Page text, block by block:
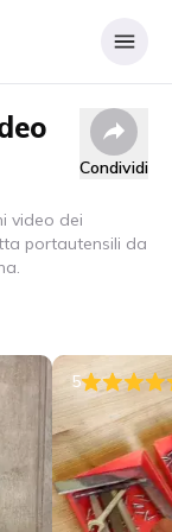
Condividi
video dei
portautensili da
5